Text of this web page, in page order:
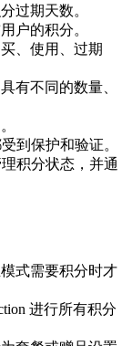
过期天数。
户的积分。
、使用、过期
有不同的数量、
到保护和验证。
积分状态，并通
式需要积分时才
进行所有积分